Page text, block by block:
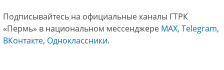
Подписывайтесь на официальные каналы ГТРК
«Пермь» в национальном мессенджере МАХ, Telegram,
ВКонтакте, Одноклассники.